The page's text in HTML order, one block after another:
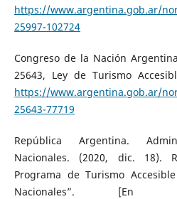
https://www.argentina.gob.ar/
25997-102724
Congreso de la Nación
25643, Ley de Turismo
https://www.argentina.gob.ar/
25643-77719
República Argentina.
Nacionales. (2020, dic. 18).
Programa de Turismo
Nacionales”. [En